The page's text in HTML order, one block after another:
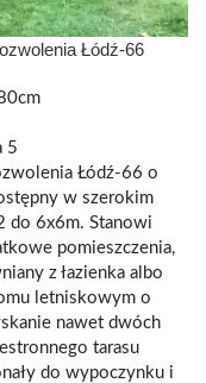
Łódź-66
5
Łódź-66 o
w szerokim
do 6x6m. Stanowi
pomieszczenia,
z łazienka albo
letniskowym o
nawet dwóch
tarasu
do wypoczynku i